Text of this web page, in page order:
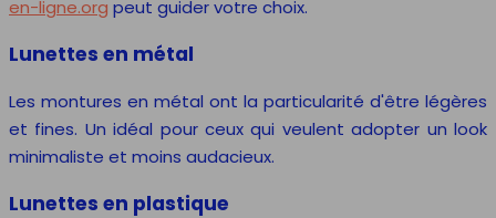
en-ligne.org peut guider votre choix.
Lunettes en métal
Les montures en métal ont la particularité d'être légères
et fines. Un idéal pour ceux qui veulent adopter un look
minimaliste et moins audacieux.
Lunettes en plastique